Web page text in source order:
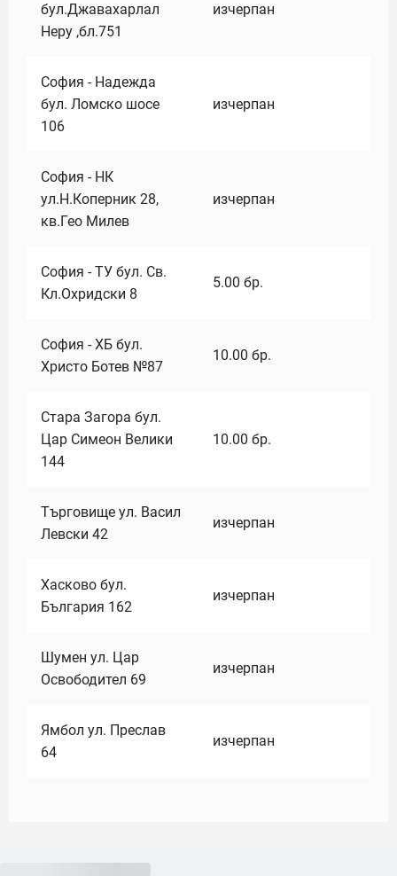
бул.Джавахарлал
Неру ,бл.751
изчерпан
София - Надежда
бул. Ломско шосе
106
изчерпан
София - НК
ул.Н.Коперник 28,
кв.Гео Милев
изчерпан
София - ТУ бул. Св.
Кл.Охридски 8
5.00 бр.
София - ХБ бул.
Христо Ботев №87
10.00 бр.
Стара Загора бул.
Цар Симеон Велики
144
10.00 бр.
Търговище ул. Васил
Левски 42
изчерпан
Хасково бул.
България 162
изчерпан
Шумен ул. Цар
Освободител 69
изчерпан
Ямбол ул. Преслав
64
изчерпан